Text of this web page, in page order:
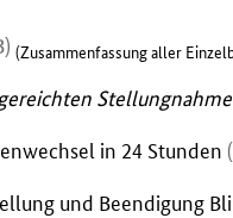
(Zusammenfassung aller
in 24 Stunden
und Beendigung